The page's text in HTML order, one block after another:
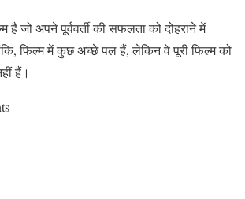
है जो अपने पूर्ववर्ती की सफलता को दोहराने में
फिल्म में कुछ अच्छे पल हैं, लेकिन वे पूरी फिल्म को
हैं।